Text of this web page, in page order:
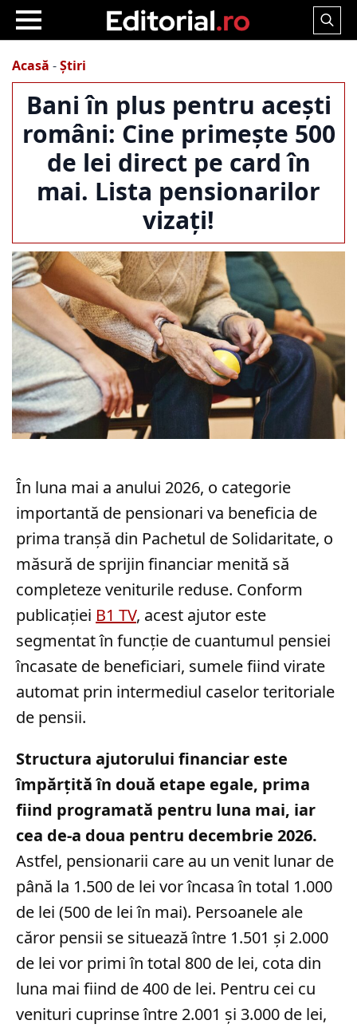
Search
Acasă -Știri
Bani în plus pentru acești
români: Cine primește 500
de lei direct pe card în
mai. Lista pensionarilor
vizați!
În luna mai a anului 2026, o categorie
importantă de pensionari va beneficia de
prima tranșă din Pachetul de Solidaritate, o
măsură de sprijin financiar menită să
completeze veniturile reduse. Conform
publicației B1 TV, acest ajutor este
segmentat în funcție de cuantumul pensiei
încasate de beneficiari, sumele fiind virate
automat prin intermediul caselor teritoriale
de pensii.
Structura ajutorului financiar este
împărțită în două etape egale, prima
fiind programată pentru luna mai, iar
cea de-a doua pentru decembrie 2026.
Astfel, pensionarii care au un venit lunar de
până la 1.500 de lei vor încasa în total 1.000
de lei (500 de lei în mai). Persoanele ale
căror pensii se situează între 1.501 și 2.000
de lei vor primi în total 800 de lei, cota din
luna mai fiind de 400 de lei. Pentru cei cu
venituri cuprinse între 2.001 și 3.000 de lei,